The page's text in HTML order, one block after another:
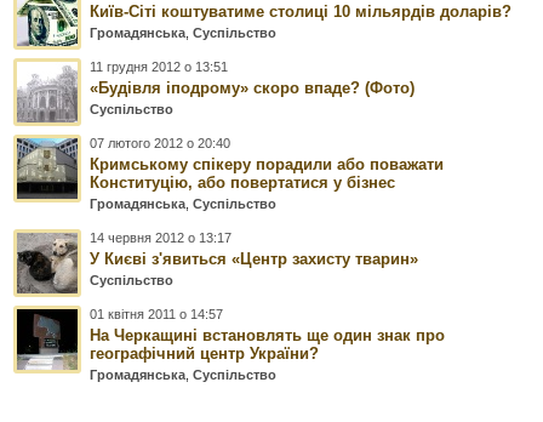
Київ-Сіті коштуватиме столиці 10 мільярдів доларів?
Громадянська ,Суспільство
11 грудня 2012 о 13:51
«Будівля іподрому» скоро впаде? (Фото)
Суспільство
07 лютого 2012 о 20:40
Кримському спікеру порадили або поважати
Конституцію, або повертатися у бізнес
Громадянська ,Суспільство
14 червня 2012 о 13:17
У Києві з'явиться «Центр захисту тварин»
Суспільство
01 квітня 2011 о 14:57
На Черкащині встановлять ще один знак про
географічний центр України?
Громадянська ,Суспільство